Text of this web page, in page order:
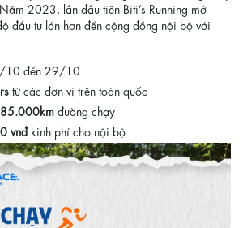
2023, lần đầu tiên Biti’s Running mở
đầu tư lớn hơn đến cộng đồng nội bộ với
10 đến 29/10
từ các đơn vị trên toàn quốc
85.000km đường chạy
vnđkinh phí cho nội bộ